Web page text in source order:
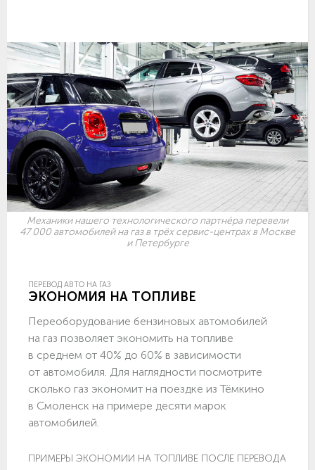
Механики нашего технологического партнёра перевели
47 000 автомобилей на газ в трёх сервис-центрах в Москве
и Петербурге
ПЕРЕВОД АВТО НА ГАЗ
ЭКОНОМИЯ НА ТОПЛИВЕ
Переоборудование бензиновых автомобилей
на газ позволяет экономить на топливе
в среднем от 40% до 60% в зависимости
от автомобиля. Для наглядности посмотрите
сколько газ экономит на поездке из Тёмкино
в Смоленск на примере десяти марок
автомобилей.
ПРИМЕРЫ ЭКОНОМИИ НА ТОПЛИВЕ ПОСЛЕ ПЕРЕВОДА НА